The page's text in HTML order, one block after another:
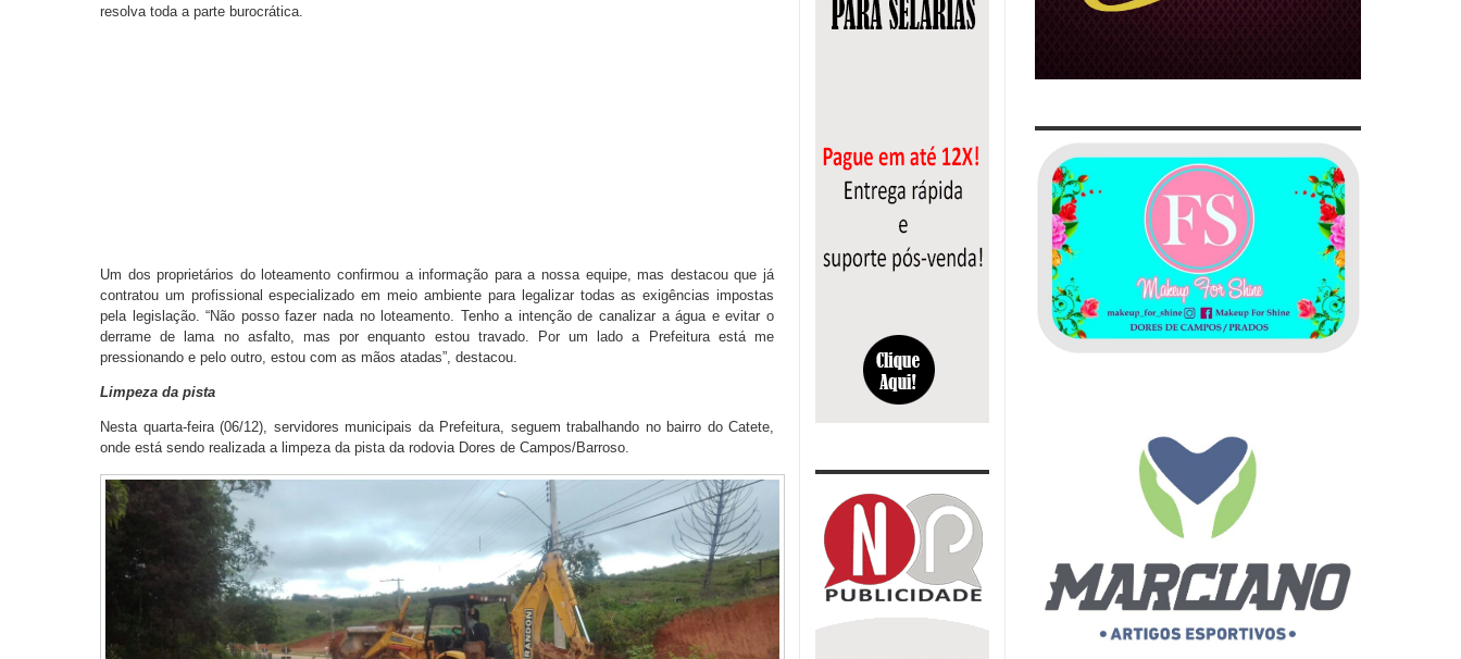
resolva toda a parte burocrática.
Um dos proprietários do loteamento confirmou a informação para a nossa equipe, mas destacou que já
contratou um profissional especializado em meio ambiente para legalizar todas as exigências impostas
pela legislação. “Não posso fazer nada no loteamento. Tenho a intenção de canalizar a água e evitar o
derrame de lama no asfalto, mas por enquanto estou travado. Por um lado a Prefeitura está me
pressionando e pelo outro, estou com as mãos atadas”, destacou.
Limpeza da pista
Nesta quarta-feira (06/12), servidores municipais da Prefeitura, seguem trabalhando no bairro do Catete,
onde está sendo realizada a limpeza da pista da rodovia Dores de Campos/Barroso.